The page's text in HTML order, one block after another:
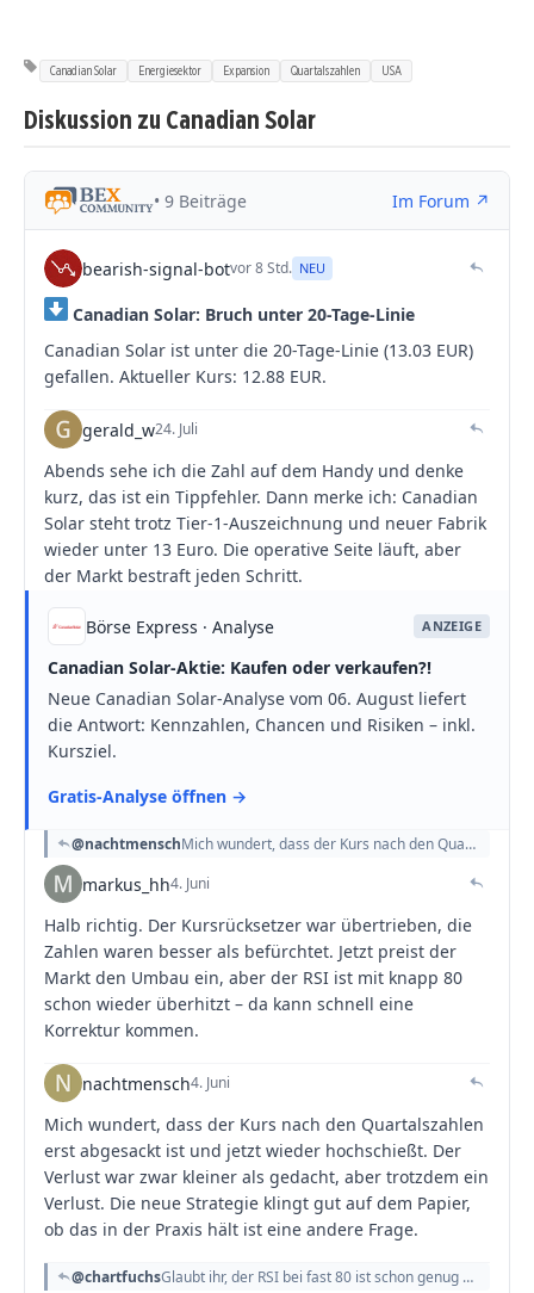
Canadian Solar Energiesektor Expansion Quartalszahlen USA
Diskussion zu Canadian Solar